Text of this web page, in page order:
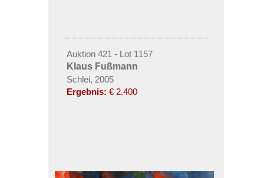
Auktion 421 - Lot 1157
Klaus Fußmann
Schlei, 2005
Ergebnis: € 2.400